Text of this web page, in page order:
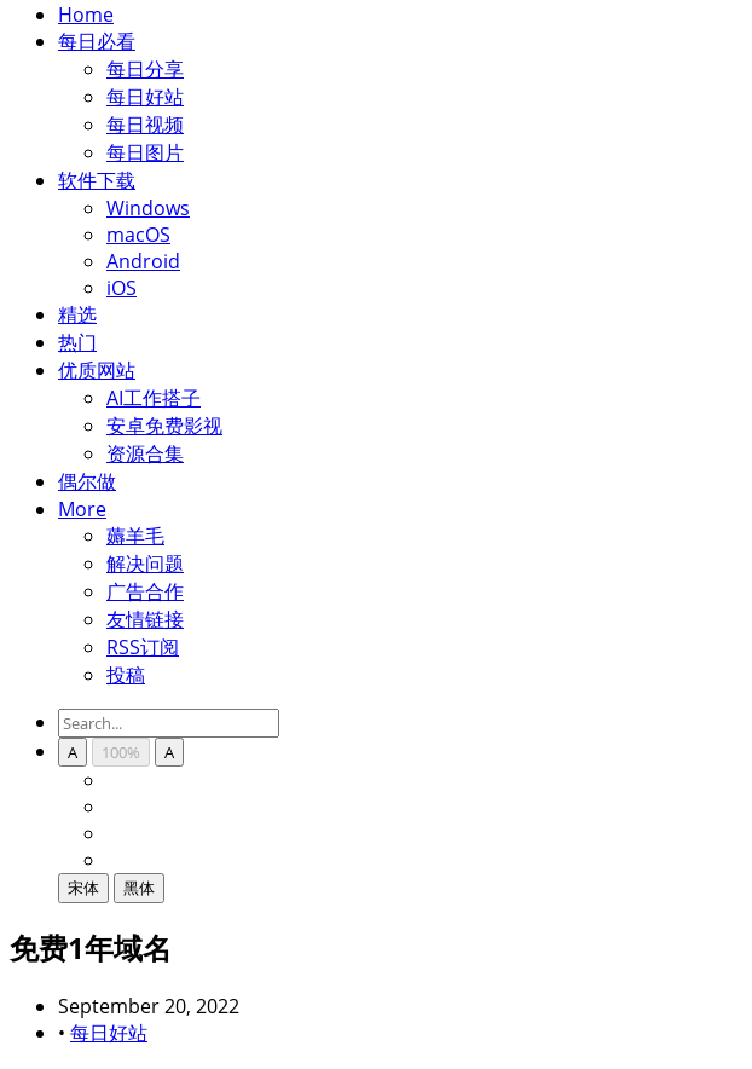
Home
每日必看
每日分享
每日好站
每日视频
每日图片
软件下载
Windows
macOS
Android
iOS
精选
热门
优质网站
AI工作搭子
安卓免费影视
资源合集
偶尔做
More
薅羊毛
解决问题
广告合作
友情链接
RSS订阅
投稿
A 100% A
宋体 黑体
免费1年域名
September 20, 2022
• 每日好站